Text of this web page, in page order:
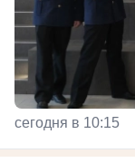
сегодня в 10:15